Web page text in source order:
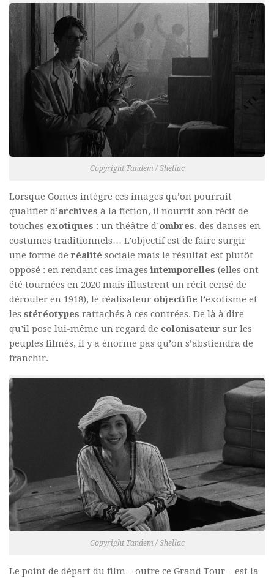
Copyright Tandem / Shellac
Lorsque Gomes intègre ces images qu’on pourrait
qualifier d’archives à la fiction, il nourrit son récit de
touches exotiques : un théâtre d’ombres, des danses en
costumes traditionnels… L’objectif est de faire surgir
une forme deréalité sociale mais le résultat est plutôt
opposé : en rendant ces imagesintemporelles (elles ont
été tournées en 2020 mais illustrent un récit censé de
dérouler en 1918), le réalisateur objectifie l’exotisme et
les stéréotypes rattachés à ces contrées. De là à dire
qu’il pose lui-même un regard de colonisateur sur les
peuples filmés, il y a énorme pas qu’on s’abstiendra de
franchir.
Copyright Tandem / Shellac
Le point de départ du film – outre ce Grand Tour – est la